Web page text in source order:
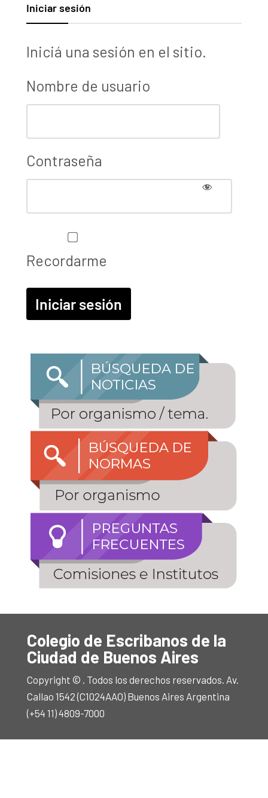
Iniciar sesión
Iniciá una sesión en el sitio.
Nombre de usuario
Contraseña
Recordarme
Colegio de Escribanos de la
Ciudad de Buenos Aires
Copyright © . Todos los derechos reservados. Av.
Callao 1542 (C1024AAO) Buenos Aires Argentina
(+54 11) 4809-7000